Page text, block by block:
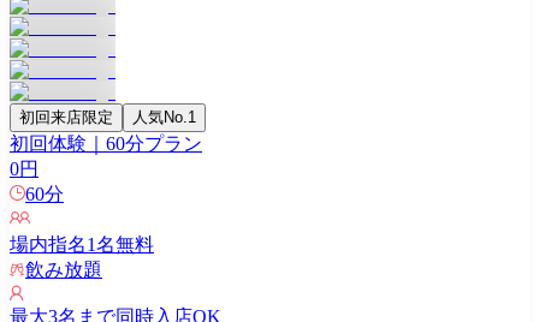
初回来店限定 人気No.1
初回体験｜60分プラン
0円
60分
場内指名1名無料
飲み放題
最大3名まで同時入店OK